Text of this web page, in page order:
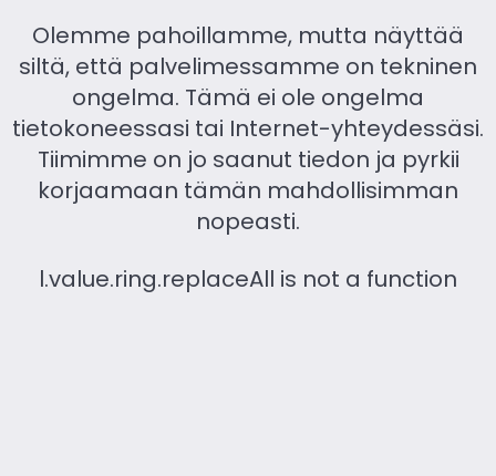
Olemme pahoillamme, mutta näyttää
siltä, ​​että palvelimessamme on tekninen
ongelma. Tämä ei ole ongelma
tietokoneessasi tai Internet-yhteydessäsi.
Tiimimme on jo saanut tiedon ja pyrkii
korjaamaan tämän mahdollisimman
nopeasti.
l.value.ring.replaceAll is not a function